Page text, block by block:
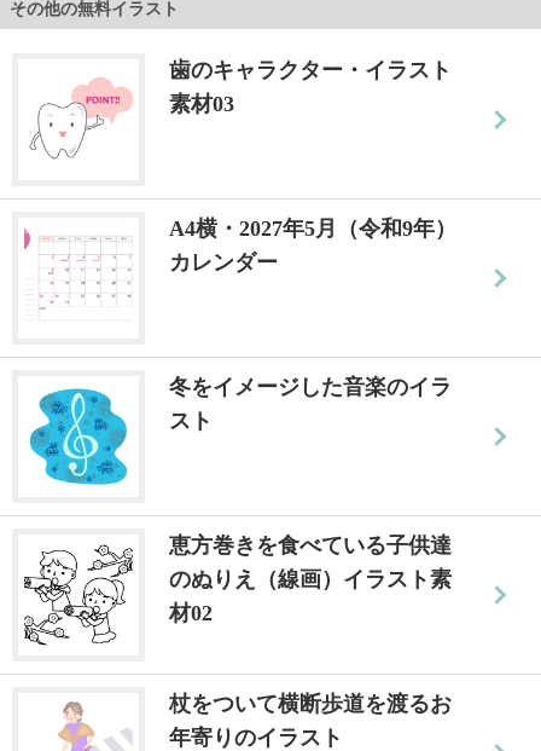
その他の無料イラスト
歯のキャラクター・イラスト
素材03
A4横・2027年5月（令和9年）
カレンダー
冬をイメージした音楽のイラ
スト
恵方巻きを食べている子供達
のぬりえ（線画）イラスト素
材02
杖をついて横断歩道を渡るお
年寄りのイラスト